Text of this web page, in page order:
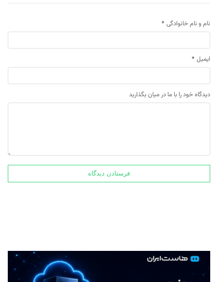
نام و نام خانوادگی *
ایمیل *
دیدگاه خود را با ما در میان بگذارید